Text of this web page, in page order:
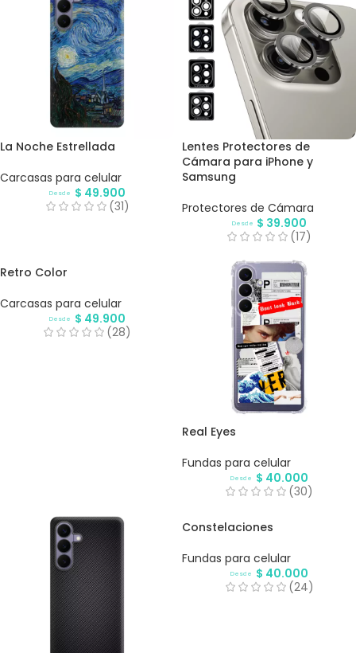
La Noche Estrellada
Carcasas para celular
Desde $ 49.900
(31)
Lentes Protectores de
Cámara para iPhone y
Samsung
Protectores de Cámara
Desde $ 39.900
(17)
Retro Color
Carcasas para celular
Desde $ 49.900
(28)
Real Eyes
Fundas para celular
Desde $ 40.000
(30)
Constelaciones
Fundas para celular
Desde $ 40.000
(24)